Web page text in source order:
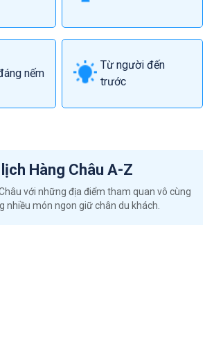
nếm
Từ người đến
trước
lịch Hàng Châu A-Z
với những địa điểm tham quan vô cùng
nhiều món ngon giữ chân du khách.